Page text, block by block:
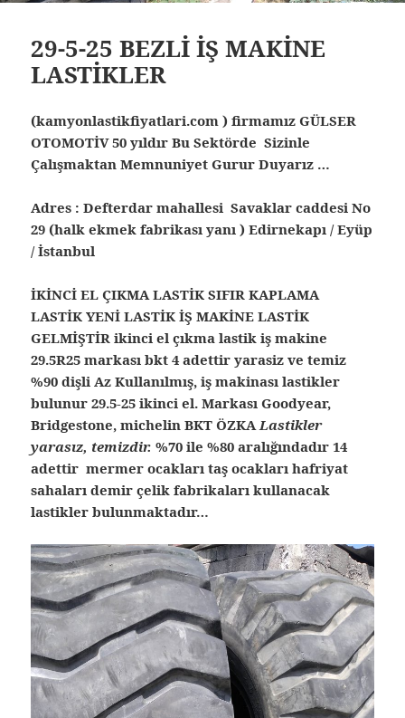
29-5-25 BEZLİ İŞ MAKİNE
LASTİKLER
(kamyonlastikfiyatlari.com ) firmamız GÜLSER
OTOMOTİV 50 yıldır Bu Sektörde Sizinle
Çalışmaktan Memnuniyet Gurur Duyarız …
Adres : Defterdar mahallesi Savaklar caddesi No
29 (halk ekmek fabrikası yanı ) Edirnekapı / Eyüp
/ İstanbul
İKİNCİ EL ÇIKMA LASTİK SIFIR KAPLAMA
LASTİK YENİ LASTİK İŞ MAKİNE LASTİK
GELMİŞTİR ikinci el çıkma lastik iş makine
29.5R25 markası bkt 4 adettir yarasiz ve temiz
%90 dişli Az Kullanılmış, iş makinası lastikler
bulunur 29.5-25 ikinci el. Markası Goodyear,
Bridgestone, michelin BKT ÖZKA Lastikler
yarasız, temizdir. %70 ile %80 aralığındadır 14
adettir mermer ocakları taş ocakları hafriyat
sahaları demir çelik fabrikaları kullanacak
lastikler bulunmaktadır…